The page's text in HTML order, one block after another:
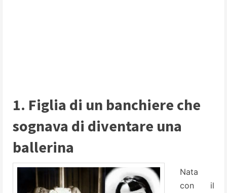
1. Figlia di un banchiere che
sognava di diventare una
ballerina
Nata
con il